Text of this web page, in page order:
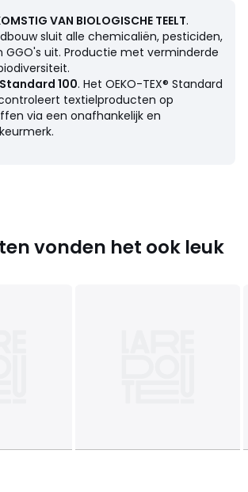
van biologische teelt
op 40° in plaats van 60°, verminder je
op lage temperatuur
productie (weving, verving, confectie):
VAN BIOLOGISCHE TEELT.
sluit alle chemicaliën, pesticiden,
GGO's uit. Productie met verminderde
Standard 100. Het OEKO-TEX® Standard
textielproducten op
via een onafhankelijk en
vonden het ook leuk